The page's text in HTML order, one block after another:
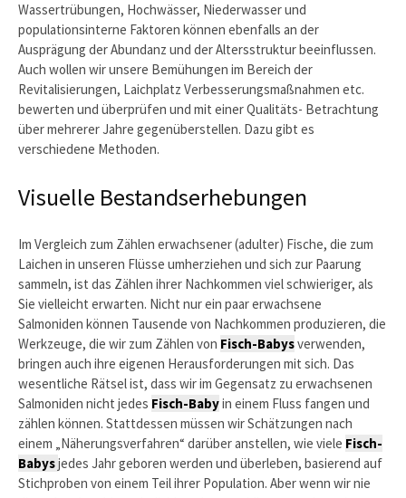
Wassertrübungen, Hochwässer, Niederwasser und
populationsinterne Faktoren können ebenfalls an der
Ausprägung der Abundanz und der Altersstruktur beeinflussen.
Auch wollen wir unsere Bemühungen im Bereich der
Revitalisierungen, Laichplatz Verbesserungsmaßnahmen etc.
bewerten und überprüfen und mit einer Qualitäts- Betrachtung
über mehrerer Jahre gegenüberstellen. Dazu gibt es
verschiedene Methoden.
Visuelle Bestandserhebungen
Im Vergleich zum Zählen erwachsener (adulter) Fische, die zum
Laichen in unseren Flüsse umherziehen und sich zur Paarung
sammeln, ist das Zählen ihrer Nachkommen viel schwieriger, als
Sie vielleicht erwarten. Nicht nur ein paar erwachsene
Salmoniden können Tausende von Nachkommen produzieren, die
Werkzeuge, die wir zum Zählen von Fisch-Babysverwenden,
bringen auch ihre eigenen Herausforderungen mit sich. Das
wesentliche Rätsel ist, dass wir im Gegensatz zu erwachsenen
Salmoniden nicht jedes Fisch-Babyin einem Fluss fangen und
zählen können. Stattdessen müssen wir Schätzungen nach
einem „Näherungsverfahren“ darüber anstellen, wie viele Fisch-
Babysjedes Jahr geboren werden und überleben, basierend auf
Stichproben von einem Teil ihrer Population. Aber wenn wir nie